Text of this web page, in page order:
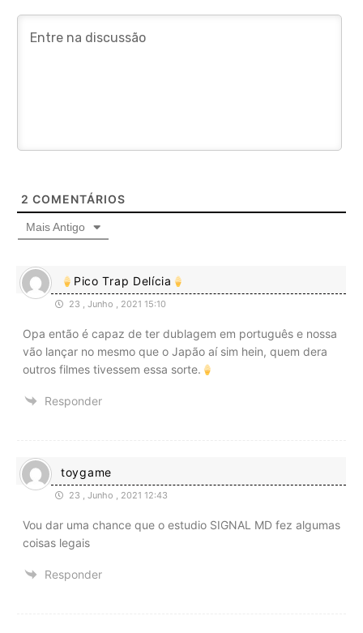
2 COMENTÁRIOS
Mais Antigo
Pico Trap Delícia
23 , Junho , 2021 15:10
Opa então é capaz de ter dublagem em português e nossa
vão lançar no mesmo que o Japão aí sim hein, quem dera
outros filmes tivessem essa sorte.
Responder
toygame
23 , Junho , 2021 12:43
Vou dar uma chance que o estudio SIGNAL MD fez algumas
coisas legais
Responder